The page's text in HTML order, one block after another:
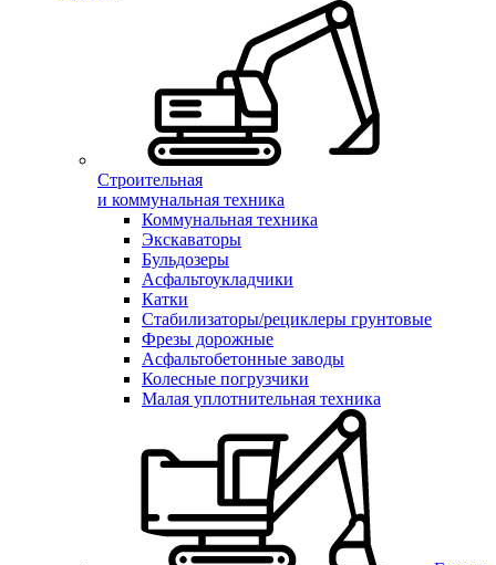
Строительная
и коммунальная техника
Коммунальная техника
Экскаваторы
Бульдозеры
Асфальтоукладчики
Катки
Стабилизаторы/рециклеры грунтовые
Фрезы дорожные
Асфальтобетонные заводы
Колесные погрузчики
Малая уплотнительная техника